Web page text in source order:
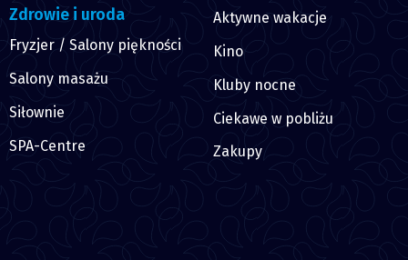
Zdrowie i uroda
Fryzjer / Salony piękności
Salony masażu
Siłownie
SPA-Centre
Aktywne wakacje
Kino
Kluby nocne
Ciekawe w pobliżu
Zakupy